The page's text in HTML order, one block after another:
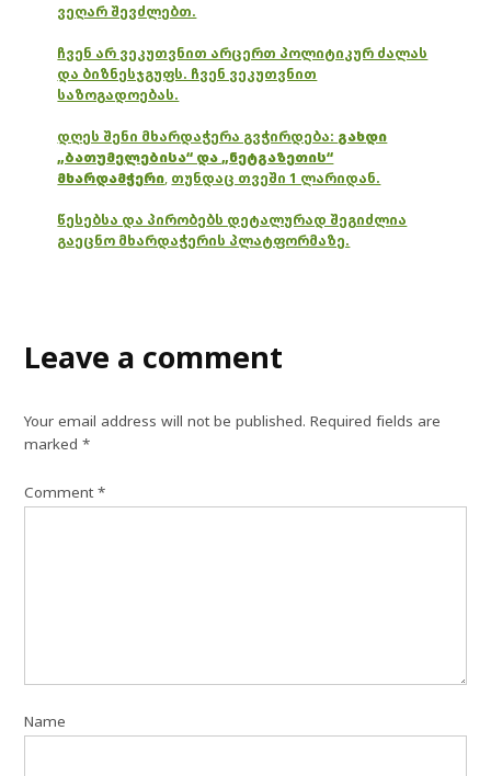
ვეღარ შევძლებთ.
ჩვენ არ ვეკუთვნით არცერთ პოლიტიკურ ძალას
და ბიზნესჯგუფს. ჩვენ ვეკუთვნით
საზოგადოებას.
დღეს შენი მხარდაჭერა გვჭირდება: გახდი
„ბათუმელებისა“ და „ნეტგაზეთის“
მხარდამჭერი, თუნდაც თვეში 1 ლარიდან.
წესებსა და პირობებს დეტალურად შეგიძლია
გაეცნო მხარდაჭერის პლატფორმაზე.
Leave a comment
Your email address will not be published. Required fields are
marked*
Comment*
Name